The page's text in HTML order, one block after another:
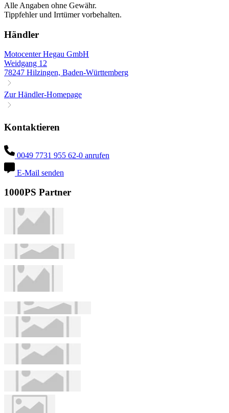
Alle Angaben ohne Gewähr.
Tippfehler und Irrtümer vorbehalten.
Händler
Motocenter Hegau GmbH
Weidgang 12
78247 Hilzingen, Baden-Württemberg
Zur Händler-Homepage
Kontaktieren
0049 7731 955 62-0 anrufen
E-Mail senden
1000PS Partner